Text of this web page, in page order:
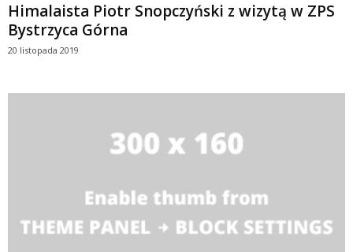
Himalaista Piotr Snopczyński z wizytą w ZPS
Bystrzyca Górna
20 listopada 2019